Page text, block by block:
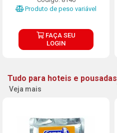
Produto de peso variável
FAÇA SEU
LOGIN
Tudo para hoteis e pousadas
Veja mais